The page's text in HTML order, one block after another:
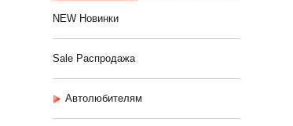
NEW Новинки
Sale Распродажа
Автолюбителям